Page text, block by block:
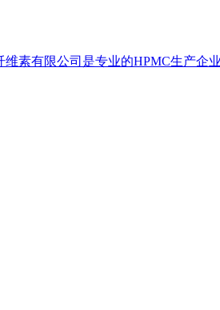
维素有限公司是专业的HPMC生产企